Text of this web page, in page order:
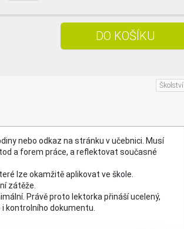
Školství
nebo odkaz na stránku v učebnici. Musí
a forem práce, a reflektovat současné
lze okamžitě aplikovat ve škole.
zátěže.
Právě proto lektorka přináší ucelený,
kontrolního dokumentu.